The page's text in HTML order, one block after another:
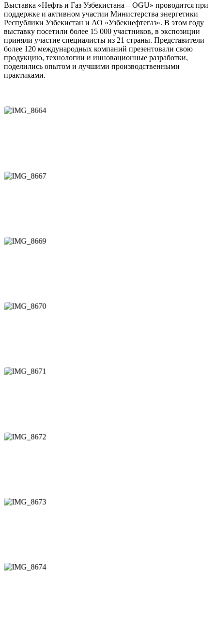
Выставка «Нефть и Газ Узбекистана – OGU» проводится при
поддержке и активном участии Министерства энергетики
Республики Узбекистан и АО «Узбекнефтегаз». В этом году
выставку посетили более 15 000 участников, в экспозиции
приняли участие специалисты из 21 страны. Представители
более 120 международных компаний презентовали свою
продукцию, технологии и инновационные разработки,
поделились опытом и лучшими производственными
практиками.